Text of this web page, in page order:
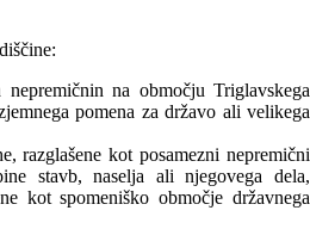
na območju Triglavskega
pomena za državo ali velikega
razglašene kot posamezni nepremični
stavb, naselja ali njegovega dela,
kot spomeniško območje državnega